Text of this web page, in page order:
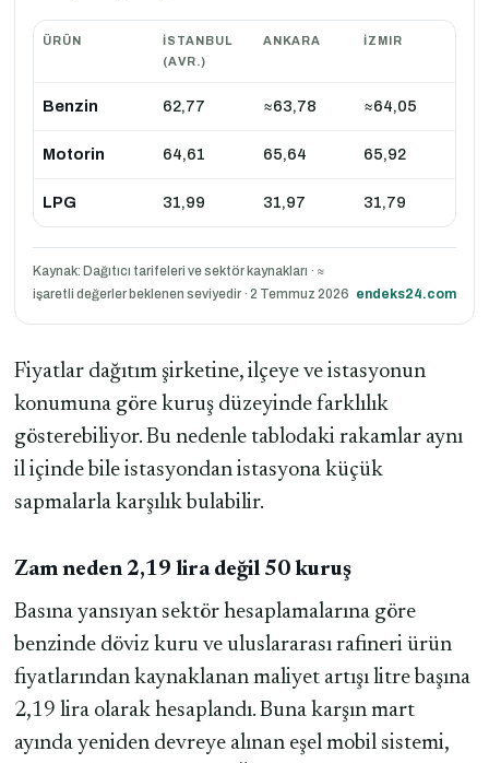
ÜRÜN
İSTANBUL
(AVR.)
ANKARA İZMIR
Benzin 62,77 ≈63,78 ≈64,05
Motorin 64,61 65,64 65,92
LPG 31,99 31,97 31,79
Kaynak: Dağıtıcı tarifeleri ve sektör kaynakları · ≈
işaretli değerler beklenen seviyedir · 2 Temmuz 2026 endeks24.com
Fiyatlar dağıtım şirketine, ilçeye ve istasyonun
konumuna göre kuruş düzeyinde farklılık
gösterebiliyor. Bu nedenle tablodaki rakamlar aynı
il içinde bile istasyondan istasyona küçük
sapmalarla karşılık bulabilir.
Zam neden 2,19 lira değil 50 kuruş
Basına yansıyan sektör hesaplamalarına göre
benzinde döviz kuru ve uluslararası rafineri ürün
fiyatlarından kaynaklanan maliyet artışı litre başına
2,19 lira olarak hesaplandı. Buna karşın mart
ayında yeniden devreye alınan eşel mobil sistemi,